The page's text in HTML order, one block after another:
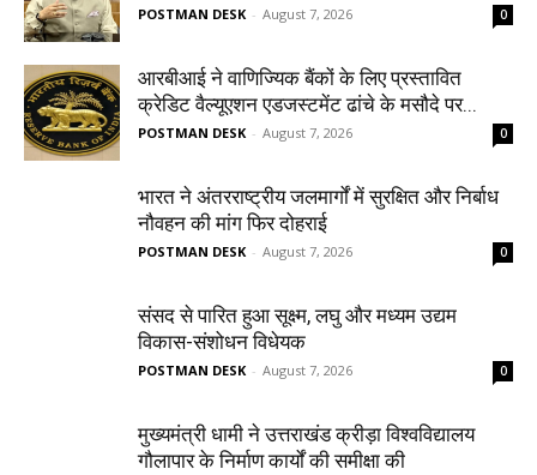
POSTMAN DESK - August 7, 2026 0
आरबीआई ने वाणिज्यिक बैंकों के लिए प्रस्तावित
क्रेडिट वैल्यूएशन एडजस्टमेंट ढांचे के मसौदे पर...
POSTMAN DESK - August 7, 2026 0
भारत ने अंतरराष्ट्रीय जलमार्गों में सुरक्षित और निर्बाध
नौवहन की मांग फिर दोहराई
POSTMAN DESK - August 7, 2026 0
संसद से पारित हुआ सूक्ष्म, लघु और मध्यम उद्यम
विकास-संशोधन विधेयक
POSTMAN DESK - August 7, 2026 0
मुख्यमंत्री धामी ने उत्तराखंड क्रीड़ा विश्वविद्यालय
गौलापार के निर्माण कार्यों की समीक्षा की